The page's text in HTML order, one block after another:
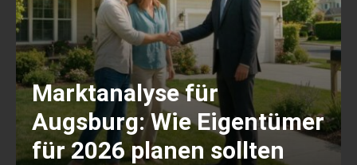
Marktanalyse für
Augsburg: Wie Eigentümer
für 2026 planen sollten